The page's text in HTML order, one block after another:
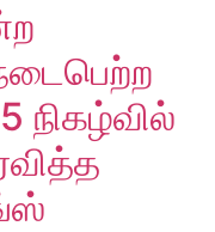
நிகழ்வில்